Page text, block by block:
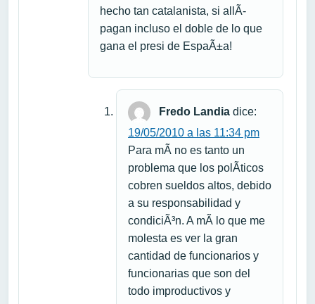
hecho tan catalanista, si allÃ­
pagan incluso el doble de lo que
gana el presi de EspaÃ±a!
Fredo Landia dice:
19/05/2010 a las 11:34 pm
Para mÃ­ no es tanto un
problema que los polÃ­ticos
cobren sueldos altos, debido
a su responsabilidad y
condiciÃ³n. A mÃ­ lo que me
molesta es ver la gran
cantidad de funcionarios y
funcionarias que son del
todo improductivos y